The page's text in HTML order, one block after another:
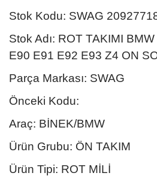
Stok Kodu: SWAG
Stok Adı: ROT TAKIMI
E90 E91 E92 E93 Z4 ON
Parça Markası: SWAG
Önceki Kodu:
Araç: BİNEK/BMW
Ürün Grubu: ÖN TAKIM
Ürün Tipi: ROT MİLİ